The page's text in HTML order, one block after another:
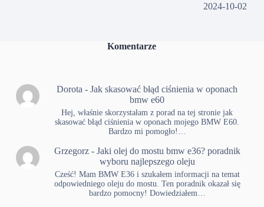
2024-10-02
Komentarze
Dorota -Jak skasować błąd ciśnienia w oponach
bmw e60
Hej, właśnie skorzystałam z porad na tej stronie jak
skasować błąd ciśnienia w oponach mojego BMW E60.
Bardzo mi pomogło!…
Grzegorz- Jaki olej do mostu bmw e36? poradnik
wyboru najlepszego oleju
Cześć! Mam BMW E36 i szukałem informacji na temat
odpowiedniego oleju do mostu. Ten poradnik okazał się
bardzo pomocny! Dowiedziałem…